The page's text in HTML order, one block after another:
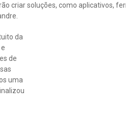
criar soluções, como aplicativos,
da
de
uma